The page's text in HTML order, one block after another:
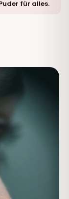
für alles.